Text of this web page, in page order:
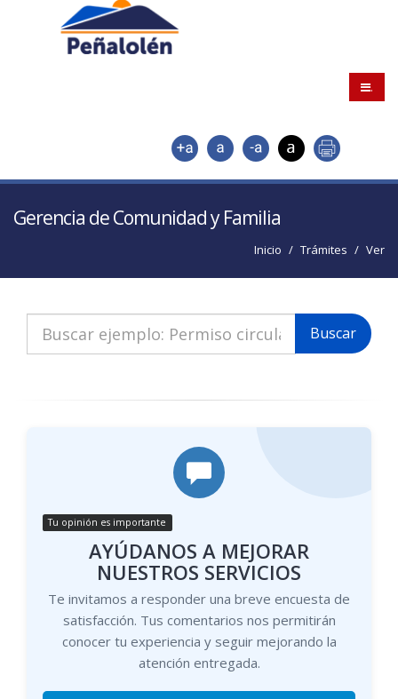
.
Gerencia de Comunidad y Familia
Inicio Trámites Ver
Buscar
Tu opinión es importante
AYÚDANOS A MEJORAR
NUESTROS SERVICIOS
Te invitamos a responder una breve encuesta de
satisfacción. Tus comentarios nos permitirán
conocer tu experiencia y seguir mejorando la
atención entregada.